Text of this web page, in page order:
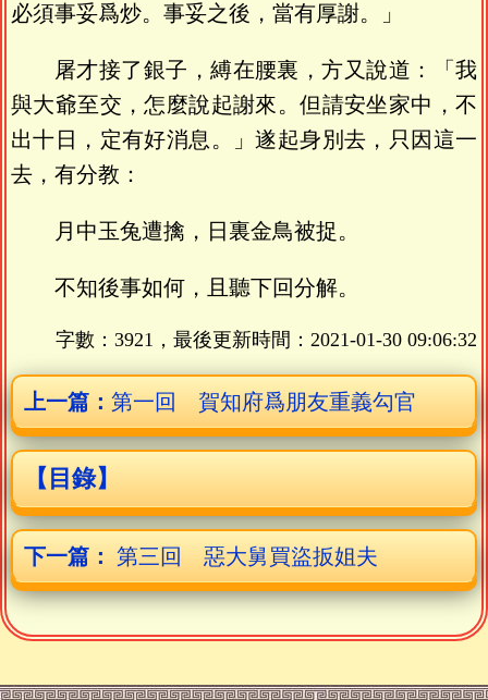
必須事妥爲炒。事妥之後，當有厚謝。」
屠才接了銀子，縛在腰裏，方又說道：「我
與大爺至交，怎麼說起謝來。但請安坐家中，不
出十日，定有好消息。」遂起身別去，只因這一
去，有分教：
月中玉兔遭擒，日裏金鳥被捉。
不知後事如何，且聽下回分解。
字數：3921，最後更新時間： 2021-01-30 09:06:32
上一篇： 第一回 賀知府爲朋友重義勾官
【目錄】
下一篇： 第三回 惡大舅買盜扳姐夫